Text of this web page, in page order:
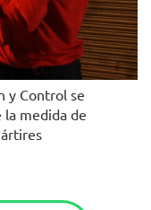
y Control se
medida de